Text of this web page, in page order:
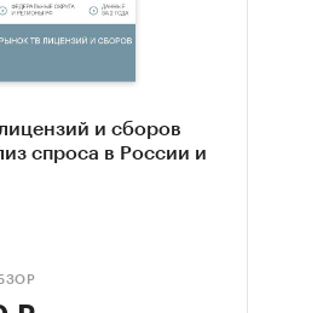
и сборов
спроса в России и